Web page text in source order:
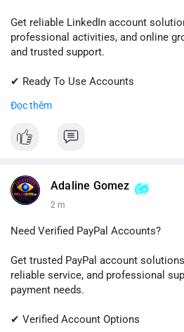
Get reliable LinkedIn account
professional activities, and online
and trusted support.
✔ Ready To Use Accounts
✔ Professional Customer Support
📱 WhatsApp: +1 (681) 549-2683
#linkedin #linkedinaccount
#digitalsolutions
#sellssmm
Đọc thêm
Adaline Gomez
2 m
Need Verified PayPal Accounts?
Get trusted PayPal account
reliable service, and professional
payment needs.
✔ Verified Account Options